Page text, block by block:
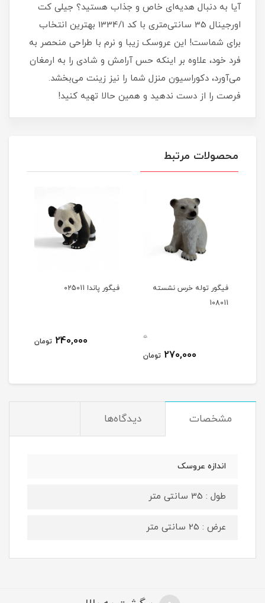
آیا به دنبال هدیه‌ای خاص و جذاب هستید؟ جیلی کت
اورجینال 35 سانتی‌متری با کد 1334/1 بهترین انتخاب
برای شماست! این عروسک زیبا و نرم با طراحی منحصر به
فرد خود، علاوه بر اینکه حس آرامش و شادی را به ارمغان
می‌آورد، دکوراسیون منزل شما را نیز زینت می‌بخشد.
فرصت را از دست ندهید و همین حالا تهیه کنید!
محصولات مرتبط
فیگور توله خرس نشسته
108011
0
270,000 تومان
فیگور پاندا 025011
240,000 تومان
مشخصات دیدگاه‌ها
اندازه عروسک
طول : 35 سانتی متر
عرض : 25 سانتی متر